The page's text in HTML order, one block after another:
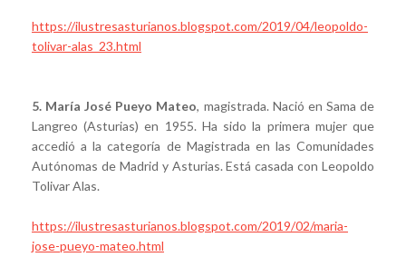
https://ilustresasturianos.blogspot.com/2019/04/leopoldo-
tolivar-alas_23.html
5. María José Pueyo Mateo, magistrada. Nació en Sama de
Langreo (Asturias) en 1955. Ha sido la primera mujer que
accedió a la categoría de Magistrada en las Comunidades
Autónomas de Madrid y Asturias. Está casada con Leopoldo
Tolivar Alas.
https://ilustresasturianos.blogspot.com/2019/02/maria-
jose-pueyo-mateo.html